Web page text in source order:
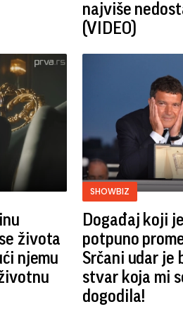
najviše
(VIDEO)
života
njemu
SHOWBIZ
Događaj koji
potpuno
Srčani udar je
stvar koja mi
dogodila!